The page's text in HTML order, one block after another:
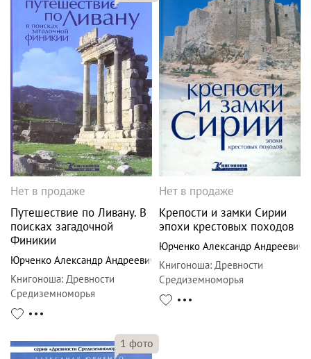
Нет в продаже
Путешествие по Ливану. В
поисках загадочной
Финикии
Юрченко Александр Андреевич
Книгоноша: Древности
Средиземноморья
Нет в продаже
Крепости и замки Сирии
эпохи крестовых походов
Юрченко Александр Андреевич
Книгоноша: Древности
Средиземноморья
1 фото